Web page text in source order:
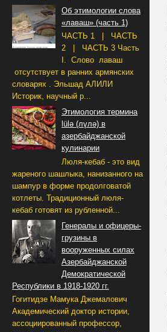
Об этимологии слова
«лаваш» (часть 1)
ЧАСТЬ 1 | ЧАСТЬ
2 | ЧАСТЬ 3 Часть
I. Слово лаваш
отсутствует в ранних армянских
словарях . Эльшад АЛИЛИ
Историк, научный р...
Этимология термина
lülə (лүлә) в
азербайджанской
кулинарии
Люля-кебаб - это вид
жареного шашлыка, нанизанного на
шампур в форме продолговатой
котлеты. Традиционный люля-
кебаб готовят из рубленной...
Генералы и офицеры-
грузины в
вооруженных силах
Азербайджанской
Демократической
Республики в 1918-1920 гг.
Гогитидзе Мамука Джемалович
Академический доктор истории,
ассоциированный профессор,